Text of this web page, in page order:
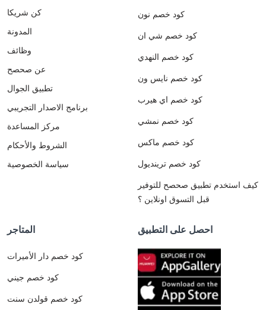
كن شريكا
المدونة
وظائف
عن صحصح
تطبيق الجوال
برنامج الاصدار التجريبي
مركز المساعدة
الشروط والأحكام
سياسة الخصوصية
كود خصم نون
كود خصم شي ان
كود خصم النهدي
كود خصم نايس ون
كود خصم اي هيرب
كود خصم نمشي
كود خصم ماكس
كود خصم ترينديول
كيف استخدم تطبيق صحصح للتوفير
قبل التسوق اونلاين ؟
المتاجر
كود خصم دار الأميرات
كود خصم جيني
كود خصم قولدن سنت
احصل على التطبيق